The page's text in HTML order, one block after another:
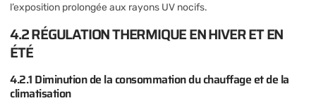
l’exposition prolongée aux rayons UV nocifs.
4.2 RÉGULATION THERMIQUE EN HIVER ET EN
ÉTÉ
4.2.1 Diminution de la consommation du chauffage et de la
climatisation